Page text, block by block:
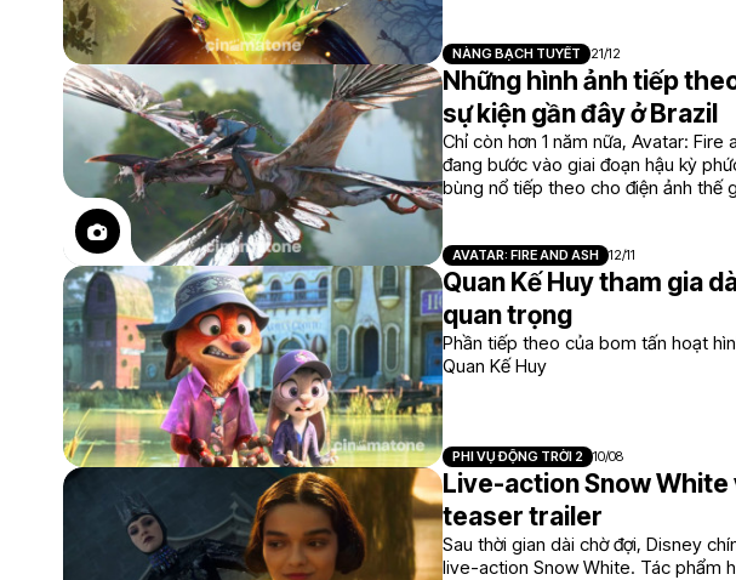
NÀNG BẠCH TUYẾT 21/12
Những hình ảnh tiếp
sự kiện gần đây ở Brazil
Chỉ còn hơn 1 năm nữa, Avatar:
đang bước vào giai đoạn hậu kỳ
bùng nổ tiếp theo cho điện ảnh thế
AVATAR: FIRE AND ASH 12/11
Quan Kế Huy tham gia
quan trọng
Phần tiếp theo của bom tấn hoạt
Quan Kế Huy
PHI VỤ ĐỘNG TRỜI 2 10/08
Live-action Snow White
teaser trailer
Sau thời gian dài chờ đợi, Disney
live-action Snow White. Tác phẩm